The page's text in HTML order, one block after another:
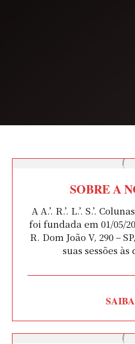
SOBRE A
A A.’. R.’. L.’. S.’.
foi fundada em 01/05/
R. Dom João V, 290 –
suas sessões às